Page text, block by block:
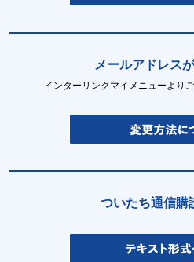
メールアドレス
インターリンクマイメニューより
ついたち通信購